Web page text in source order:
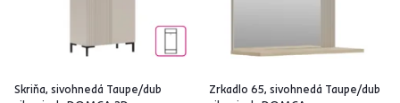
Skriňa, sivohnedá Taupe/dub
Zrkadlo 65, sivohnedá Taupe/dub